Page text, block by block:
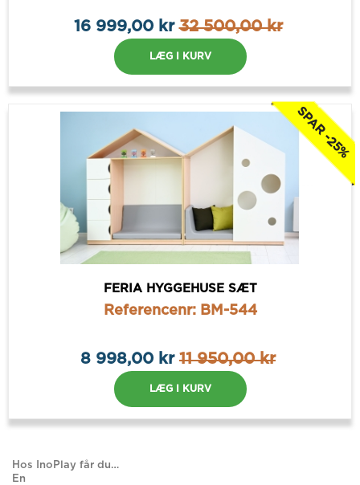
16 999,00 kr32 500,00 kr
LÆG I KURV
SPAR -25%
FERIA HYGGEHUSE SÆT
Referencenr: BM-544
8 998,00 kr 11 950,00 kr
LÆG I KURV
Hos InoPlay får du…
En